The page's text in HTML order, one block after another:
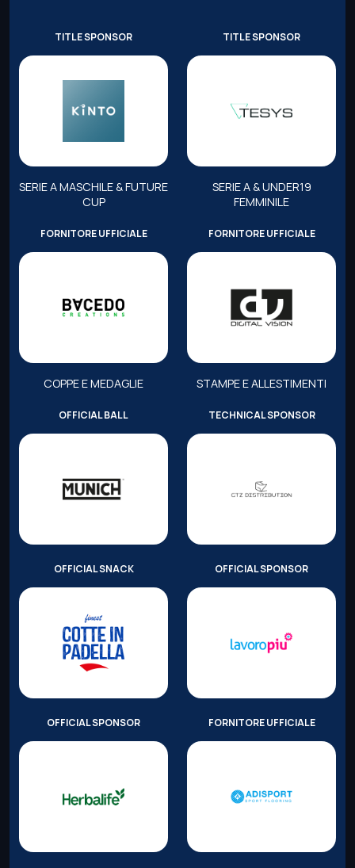
TITLE SPONSOR
SERIE A MASCHILE & FUTURE
CUP
TITLE SPONSOR
SERIE A & UNDER19
FEMMINILE
FORNITORE UFFICIALE
COPPE E MEDAGLIE
FORNITORE UFFICIALE
STAMPE E ALLESTIMENTI
OFFICIAL BALL TECHNICAL SPONSOR
OFFICIAL SNACK OFFICIAL SPONSOR
OFFICIAL SPONSOR FORNITORE UFFICIALE